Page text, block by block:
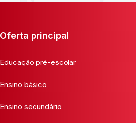
Oferta principal
Educação pré-escolar
Ensino básico
Ensino secundário